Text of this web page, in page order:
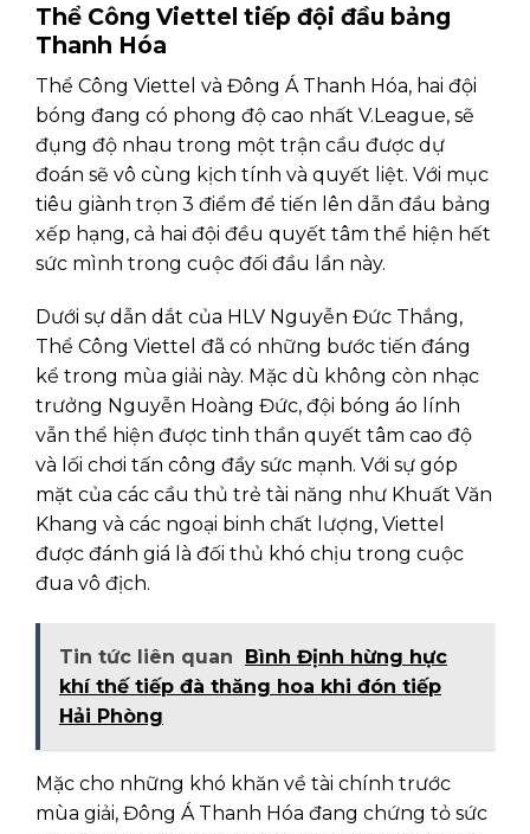
Thể Công Viettel tiếp đội đầu bảng
Thanh Hóa
Thể Công Viettel và Đông Á Thanh Hóa, hai đội
bóng đang có phong độ cao nhất V.League, sẽ
đụng độ nhau trong một trận cầu được dự
đoán sẽ vô cùng kịch tính và quyết liệt. Với mục
tiêu giành trọn 3 điểm để tiến lên dẫn đầu bảng
xếp hạng, cả hai đội đều quyết tâm thể hiện hết
sức mình trong cuộc đối đầu lần này.
Dưới sự dẫn dắt của HLV Nguyễn Đức Thắng,
Thể Công Viettel đã có những bước tiến đáng
kể trong mùa giải này. Mặc dù không còn nhạc
trưởng Nguyễn Hoàng Đức, đội bóng áo lính
vẫn thể hiện được tinh thần quyết tâm cao độ
và lối chơi tấn công đầy sức mạnh. Với sự góp
mặt của các cầu thủ trẻ tài năng như Khuất Văn
Khang và các ngoại binh chất lượng, Viettel
được đánh giá là đối thủ khó chịu trong cuộc
đua vô địch.
Tin tức liên quan
Bình Định hừng hực
khí thế tiếp đà thăng hoa khi đón tiếp
Hải Phòng
Mặc cho những khó khăn về tài chính trước
mùa giải, Đông Á Thanh Hóa đang chứng tỏ sức